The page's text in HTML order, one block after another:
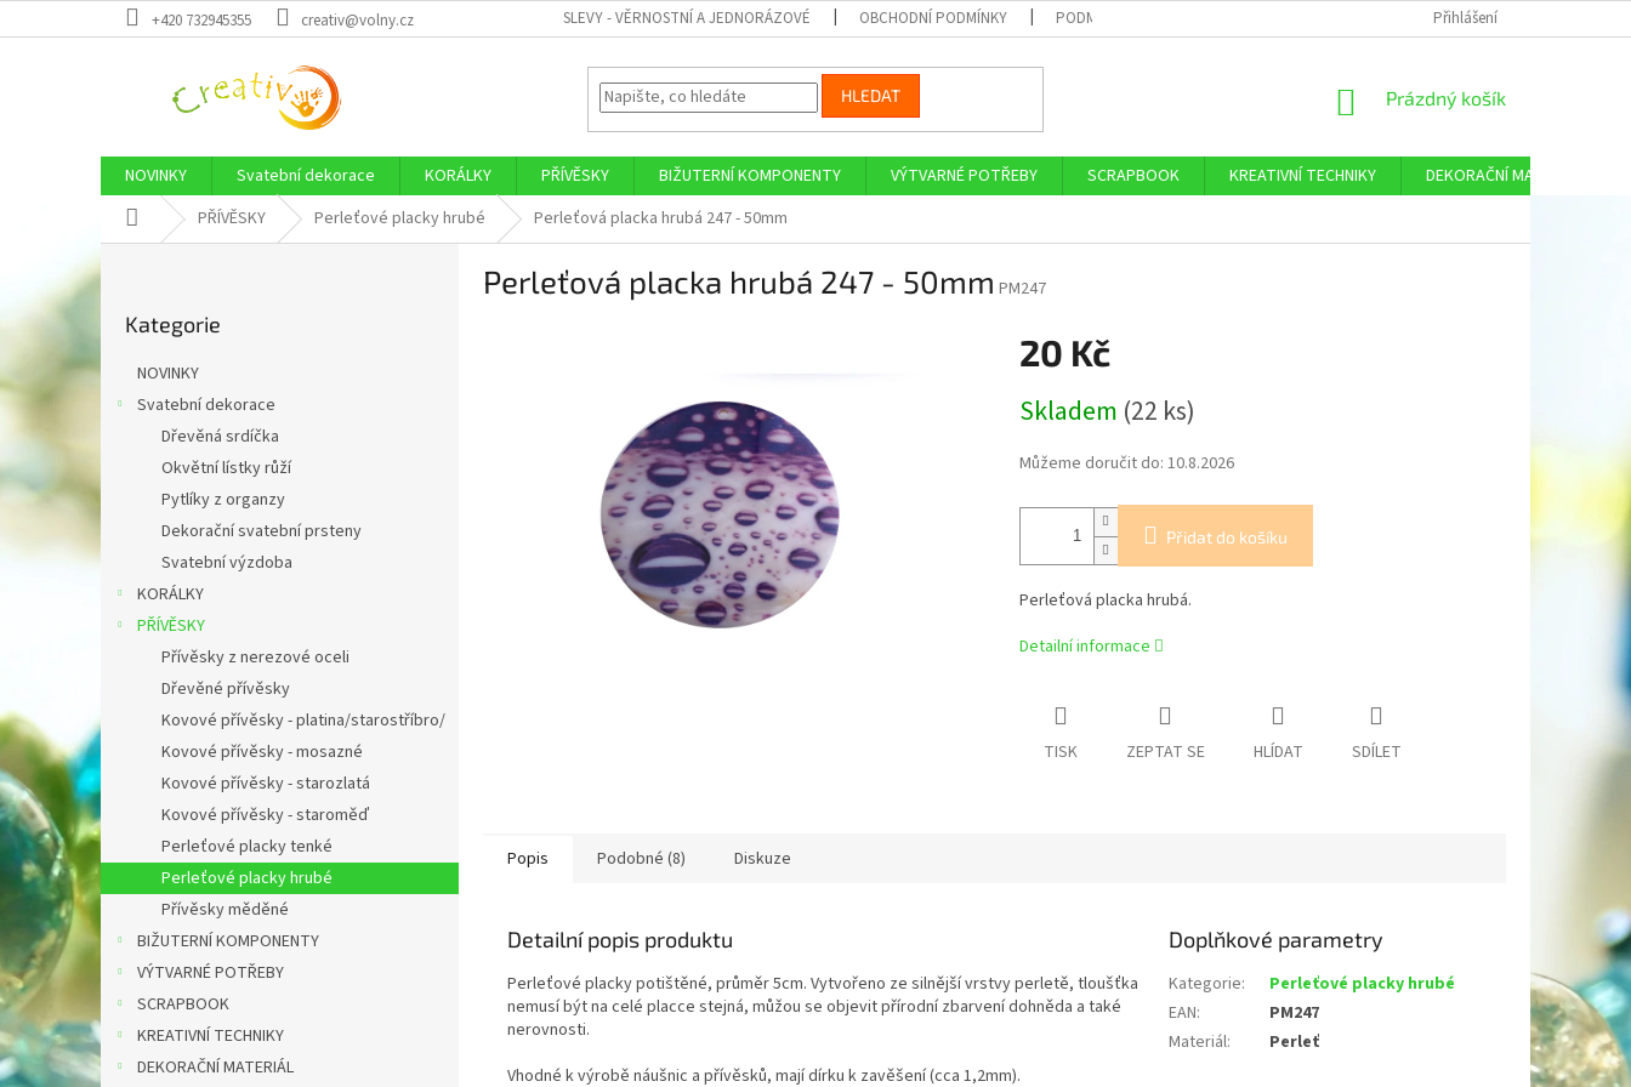
na
+420 732945355 creativ@volny.cz SLEVY - VĚRNOSTNÍ A JEDNORÁZOVÉ OBCHODNÍ PODMÍNKY PODMÍNKY OCHRANY OSOBNÍCH ÚDAJŮ DOPRAVA A PLATBA
Přihlášení
HLEDAT
NÁKUPNÍ
Prázdný košík
NOVINKY Svatební dekorace KORÁLKY PŘÍVĚSKY BIŽUTERNÍ KOMPONENTY VÝTVARNÉ POTŘEBY SCRAPBOOK KREATIVNÍ TECHNIKY
DEKORAČNÍ MATERIÁL
Domů PŘÍVĚSKY Perleťové placky hrubé Perleťová placka hrubá 247 - 50mm
P
o
p
a
n
kategorie
Kategorie
NOVINKY
Svatební dekorace
Dřevěná srdíčka
Okvětní lístky růží
Pytlíky z organzy
Dekorační svatební prsteny
Svatební výzdoba
KORÁLKY
PŘÍVĚSKY
Přívěsky z nerezové oceli
Dřevěné přívěsky
Kovové přívěsky - platina/starostříbro/
Kovové přívěsky - mosazné
Kovové přívěsky - starozlatá
Kovové přívěsky - staroměď
Perleťové placky tenké
Perleťové placky hrubé
Přívěsky měděné
BIŽUTERNÍ KOMPONENTY
VÝTVARNÉ POTŘEBY
SCRAPBOOK
KREATIVNÍ TECHNIKY
DEKORAČNÍ MATERIÁL
Perleťová placka hrubá 247 - 50mm PM247
20 Kč
cena:
Skladem (22 ks)
Můžeme doručit do: 10.8.2026
Přidat do košíku
Perleťová placka hrubá.
Detailní informace
TISK ZEPTAT SE HLÍDAT SDÍLET
Popis Podobné (8) Diskuze
Detailní popis produktu
Perleťové placky potištěné, průměr 5cm. Vytvořeno ze silnější vrstvy perletě, tloušťka
nemusí být na celé placce stejná, můžou se objevit přírodní zbarvení dohněda a také
nerovnosti.
Vhodné k výrobě náušnic a přívěsků, mají dírku k zavěšení (cca 1,2mm).
Doplňkové parametry
Kategorie:
Perleťové placky hrubé
EAN:
PM247
Materiál: Perleť